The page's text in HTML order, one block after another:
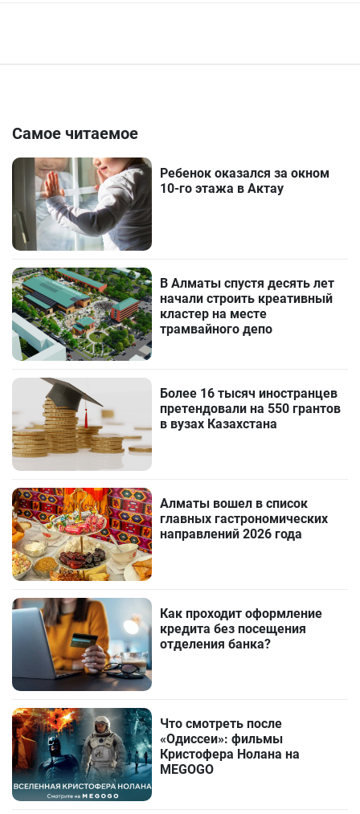
Самое читаемое
Ребенок оказался за окном
10-го этажа в Актау
В Алматы спустя десять лет
начали строить креативный
кластер на месте
трамвайного депо
Более 16 тысяч иностранцев
претендовали на 550 грантов
в вузах Казахстана
Алматы вошел в список
главных гастрономических
направлений 2026 года
Как проходит оформление
кредита без посещения
отделения банка?
Что смотреть после
«Одиссеи»: фильмы
Кристофера Нолана на
MEGOGO